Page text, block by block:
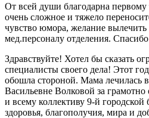
От всей души благодарна
очень сложное и тяжело
чувство юмора, желание
мед.персоналу отделения.
Здравствуйте! Хотел бы сказать
специалисты своего дела! Этот
обошла стороной. Мама лечилась
Васильевне Волковой за
и всему коллективу 9-й
здоровья, благополучия, мира и